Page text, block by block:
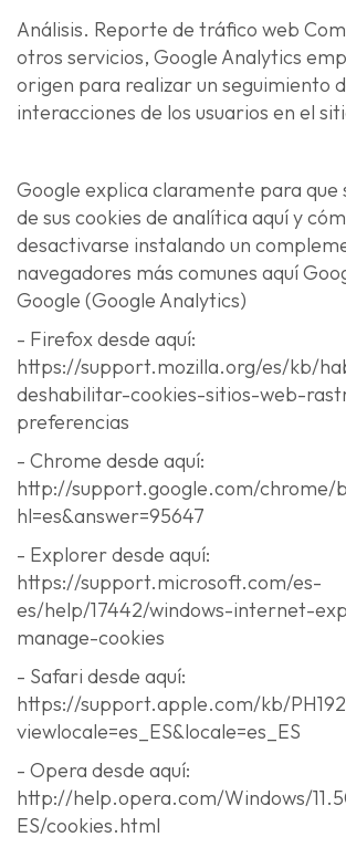
Análisis. Reporte de tráfico web
otros servicios, Google Analytics
origen para realizar un seguimiento
interacciones de los usuarios en el
Google explica claramente para que
de sus cookies de analítica aquí y
desactivarse instalando un
navegadores más comunes aquí
Google (Google Analytics)
- Firefox desde aquí:
https://support.mozilla.org/es/kb/
deshabilitar-cookies-sitios-web-
preferencias
- Chrome desde aquí:
http://support.google.com/chrome/
hl=es&answer=95647
- Explorer desde aquí:
https://support.microsoft.com/es-
es/help/17442/windows-internet-
manage-cookies
- Safari desde aquí:
https://support.apple.com/kb/
viewlocale=es_ES&locale=es_ES
- Opera desde aquí:
http://help.opera.com/Windows/
ES/cookies.html